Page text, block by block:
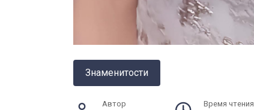
Знаменитости
Автор Время чтения